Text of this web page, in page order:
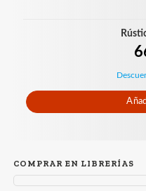
COMPRAR EN LIBRERÍAS